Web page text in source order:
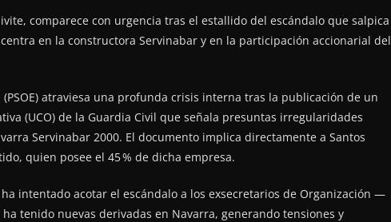
comparece con urgencia tras el estallido del escándalo que salpica
en la constructora Servinabar y en la participación accionarial del
atraviesa una profunda crisis interna tras la publicación de un
(UCO) de la Guardia Civil que señala presuntas irregularidades
Servinabar 2000. El documento implica directamente a Santos
quien posee el 45 % de dicha empresa.
intentado acotar el escándalo a los exsecretarios de Organización —
tenido nuevas derivadas en Navarra, generando tensiones y